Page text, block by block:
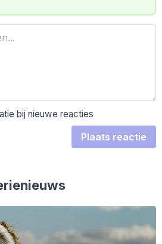
bij nieuwe reacties
Plaats reactie